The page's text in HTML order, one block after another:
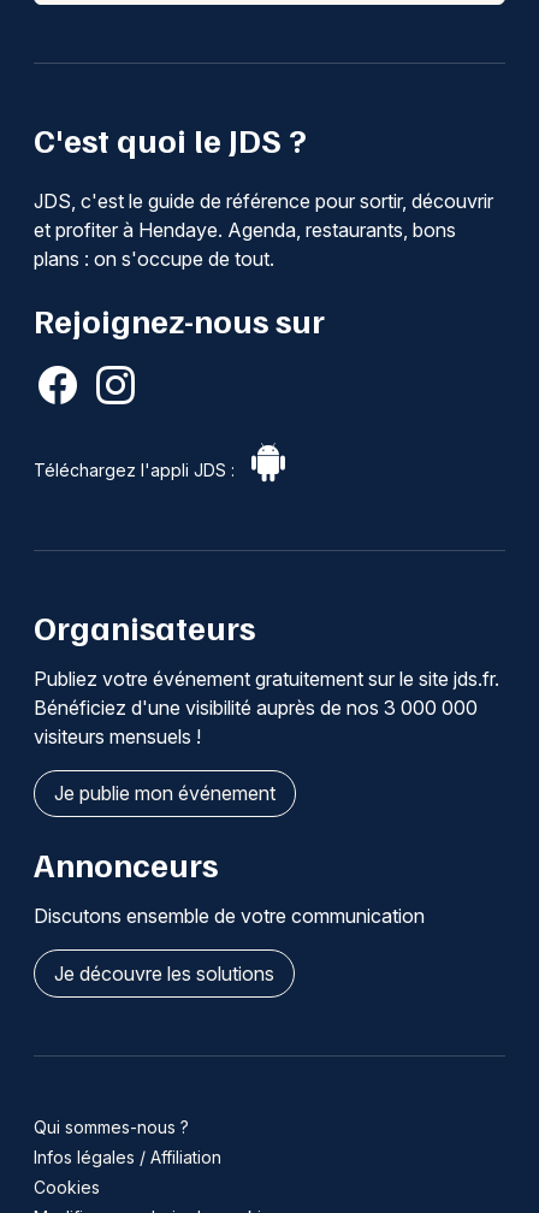
C'est quoi le JDS ?
JDS, c'est le guide de référence pour sortir, découvrir
et profiter à Hendaye. Agenda, restaurants, bons
plans : on s'occupe de tout.
Rejoignez-nous sur
Téléchargez l'appli JDS :
Organisateurs
Publiez votre événement gratuitement sur le site jds.fr.
Bénéficiez d'une visibilité auprès de nos 3 000 000
visiteurs mensuels !
Je publie mon événement
Annonceurs
Discutons ensemble de votre communication
Je découvre les solutions
Qui sommes-nous ?
Infos légales / Affiliation
Cookies